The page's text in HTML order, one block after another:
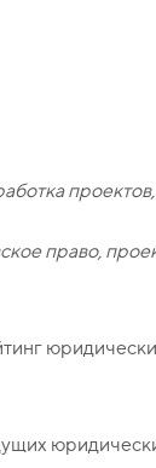
право,